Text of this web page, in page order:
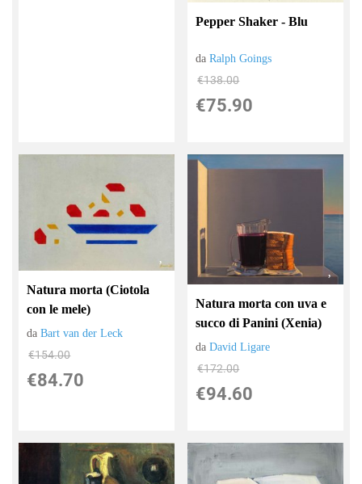
Pepper Shaker - Blu
daRalph Goings
€138.00
€75.90
Natura morta (Ciotola
con le mele)
daBart van der Leck
€154.00
€84.70
Natura morta con uva e
succo di Panini (Xenia)
daDavid Ligare
€172.00
€94.60